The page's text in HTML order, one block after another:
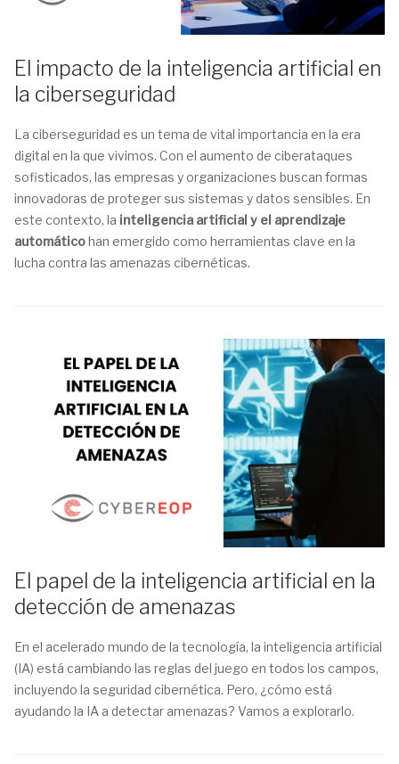
El impacto de la inteligencia artificial en
la ciberseguridad
La ciberseguridad es un tema de vital importancia en la era
digital en la que vivimos. Con el aumento de ciberataques
sofisticados, las empresas y organizaciones buscan formas
innovadoras de proteger sus sistemas y datos sensibles. En
este contexto, la inteligencia artificial y el aprendizaje
automáticohan emergido como herramientas clave en la
lucha contra las amenazas cibernéticas.
El papel de la inteligencia artificial en la
detección de amenazas
En el acelerado mundo de la tecnología, la inteligencia artificial
(IA) está cambiando las reglas del juego en todos los campos,
incluyendo la seguridad cibernética. Pero, ¿cómo está
ayudando la IA a detectar amenazas? Vamos a explorarlo.